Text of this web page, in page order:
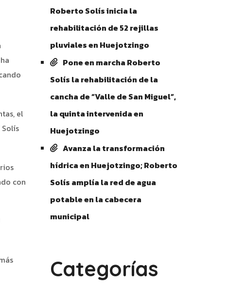
el
con
Roberto Solís inicia la
rehabilitación de 52 rejillas
pluviales en Huejotzingo
Pone en marcha Roberto
Solís la rehabilitación de la
cancha de “Valle de San Miguel”,
la quinta intervenida en
Huejotzingo
Avanza la transformación
hídrica en Huejotzingo; Roberto
Solís amplía la red de agua
potable en la cabecera
municipal
Categorías